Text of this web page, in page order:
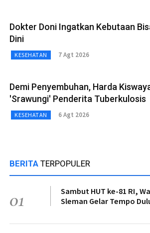
Dokter Doni Ingatkan Kebutaan
Dini
KESEHATAN 7 Agt 2026
Demi Penyembuhan, Harda
'Srawungi' Penderita Tuberkulosis
KESEHATAN 6 Agt 2026
BERITA TERPOPULER
01
Sambut HUT ke-81 RI,
Sleman Gelar Tempo